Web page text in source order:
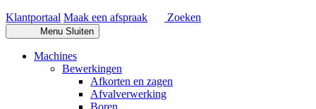
Klantportaal Maak een afspraak Zoeken
Menu Sluiten
Machines
Bewerkingen
Afkorten en zagen
Afvalverwerking
Boren